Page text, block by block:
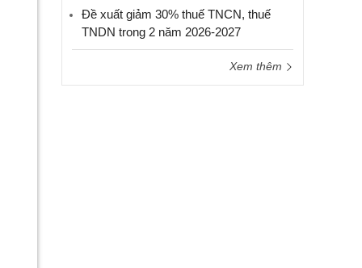
Đề xuất giảm 30% thuế TNCN, thuế
TNDN trong 2 năm 2026-2027
Xem thêm